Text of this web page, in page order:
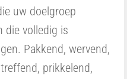
uw doelgroep
die volledig is
Pakkend, wervend,
prikkelend,